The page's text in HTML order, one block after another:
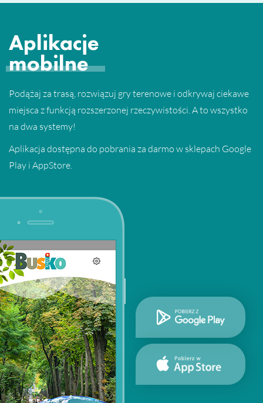
Aplikacje
mobilne
Podążaj za trasą, rozwiązuj gry terenowe i odkrywaj ciekawe
miejsca z funkcją rozszerzonej rzeczywistości. A to wszystko
na dwa systemy!
Aplikacja dostępna do pobrania za darmo w sklepach Google
Play i AppStore.